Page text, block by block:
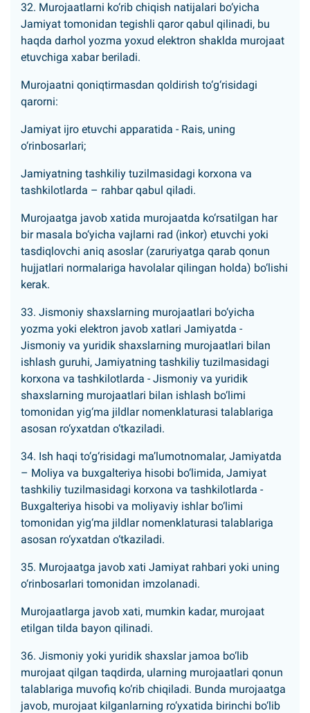
32. Murojaatlarni ko‘rib chiqish natijalari bo‘yicha
Jamiyat tomonidan tegishli qaror qabul qilinadi, bu
haqda darhol yozma yoxud elektron shaklda murojaat
etuvchiga xabar beriladi.
Murojaatni qoniqtirmasdan qoldirish to‘g‘risidagi
qarorni:
Jamiyat ijro etuvchi apparatida - Rais, uning
o‘rinbosarlari;
Jamiyatning tashkiliy tuzilmasidagi korxona va
tashkilotlarda – rahbar qabul qiladi.
Murojaatga javob xatida murojaatda ko‘rsatilgan har
bir masala bo‘yicha vajlarni rad (inkor) etuvchi yoki
tasdiqlovchi aniq asoslar (zaruriyatga qarab qonun
hujjatlari normalariga havolalar qilingan holda) bo‘lishi
kerak.
33. Jismoniy shaxslarning murojaatlari bo‘yicha
yozma yoki elektron javob xatlari Jamiyatda -
Jismoniy va yuridik shaxslarning murojaatlari bilan
ishlash guruhi, Jamiyatning tashkiliy tuzilmasidagi
korxona va tashkilotlarda - Jismoniy va yuridik
shaxslarning murojaatlari bilan ishlash bo‘limi
tomonidan yig‘ma jildlar nomenklaturasi talablariga
asosan ro‘yxatdan o‘tkaziladi.
34. Ish haqi to‘g‘risidagi ma’lumotnomalar, Jamiyatda
– Moliya va buxgalteriya hisobi bo‘limida, Jamiyat
tashkiliy tuzilmasidagi korxona va tashkilotlarda -
Buxgalteriya hisobi va moliyaviy ishlar bo‘limi
tomonidan yig‘ma jildlar nomenklaturasi talablariga
asosan ro‘yxatdan o‘tkaziladi.
35. Murojaatga javob xati Jamiyat rahbari yoki uning
o‘rinbosarlari tomonidan imzolanadi.
Murojaatlarga javob xati, mumkin kadar, murojaat
etilgan tilda bayon qilinadi.
36. Jismoniy yoki yuridik shaxslar jamoa bo‘lib
murojaat qilgan taqdirda, ularning murojaatlari qonun
talablariga muvofiq ko‘rib chiqiladi. Bunda murojaatga
javob, murojaat kilganlarning ro‘yxatida birinchi bo‘lib